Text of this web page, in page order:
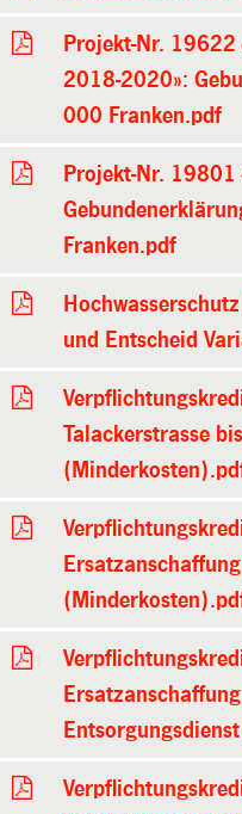
Projekt-Nr. 19622
2018-2020»:
000 Franken.pdf
Projekt-Nr. 19801
Franken.pdf
und Entscheid
Talackerstrasse